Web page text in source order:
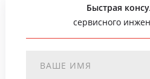
Быстрая
сервисного